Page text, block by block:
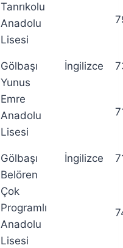
Tanrıkolu
Anadolu
Lisesi
Gölbaşı
Yunus
Emre
Anadolu
Lisesi
İngilizce
Gölbaşı
Belören
Çok
Programlı
Anadolu
Lisesi
İngilizce